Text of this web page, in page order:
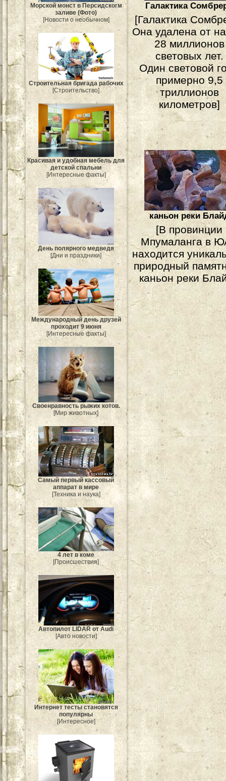
Морской монст в Персидскогм
заливе (Фото)
[Новости о необычном]
Строительная бригада рабочих
[Строительство]
Красивая и удобная мебель для
детской спальни
[Интересные факты]
День полярного медведя
[Дни и праздники]
Международный день друзей
проходит 9 июня
[Интересные факты]
Своенравность рыжих котов.
[Мир животных]
Самый первый кассовый
аппарат в мире
[Техника и наука]
4 лет в коме
[Происшествия]
Автопилот LIDAR от Audi
[Авто новости]
Интернет тесты становятся
популярны
[Интересное]
Галактика
[Галактика
Она удалена от
28 миллионов
световых лет.
Один световой
примерно 9,5
триллионов
километров]
каньон реки
[В провинции
Мпумаланга в
находится
природный
каньон реки